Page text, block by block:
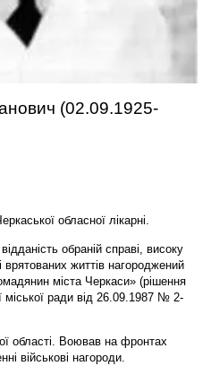
(02.09.1925-
обласної лікарні.
обраній справі, високу
врятованих життів нагороджений
міста Черкаси» (рішення
міської ради від 26.09.1987 № 2-
області. Воював на фронтах
військові нагороди.